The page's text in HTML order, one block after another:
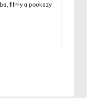
filmy a poukazy